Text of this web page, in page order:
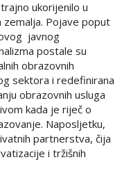
ukorijenilo u
Pojave poput
javnog
postale su
obrazovnih
sektora i redefinirana
obrazovnih usluga
kada je riječ o
Naposljetku,
partnerstva, čija
i tržišnih